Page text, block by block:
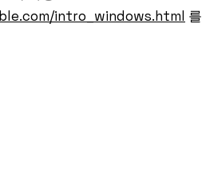
intro_windows.html 를